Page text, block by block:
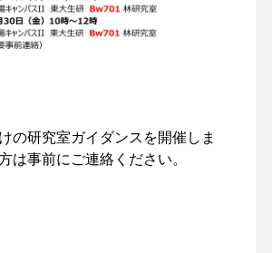
の研究室ガイダンスを開催しま
は事前にご連絡ください。